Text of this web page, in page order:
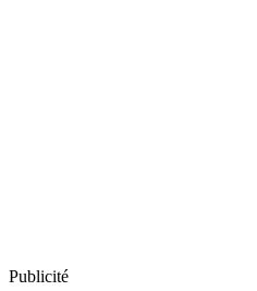
Publicité